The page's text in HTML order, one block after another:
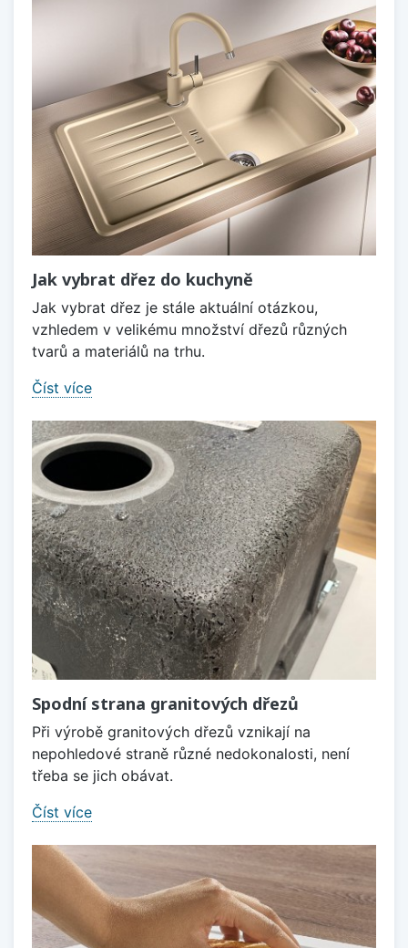
Jak vybrat dřez do kuchyně
Jak vybrat dřez je stále aktuální otázkou,
vzhledem v velikému množství dřezů různých
tvarů a materiálů na trhu.
Číst více
Spodní strana granitových dřezů
Při výrobě granitových dřezů vznikají na
nepohledové straně různé nedokonalosti, není
třeba se jich obávat.
Číst více